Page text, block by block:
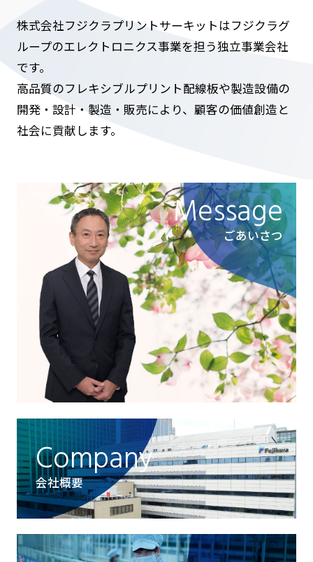
株式会社フジクラプリントサーキットはフジクラグ
ループのエレクトロニクス事業を担う独立事業会社
です。
高品質のフレキシブルプリント配線板や製造設備の
開発・設計・製造・販売により、顧客の価値創造と
社会に貢献します。
Company
会社概要
Message
ごあいさつ